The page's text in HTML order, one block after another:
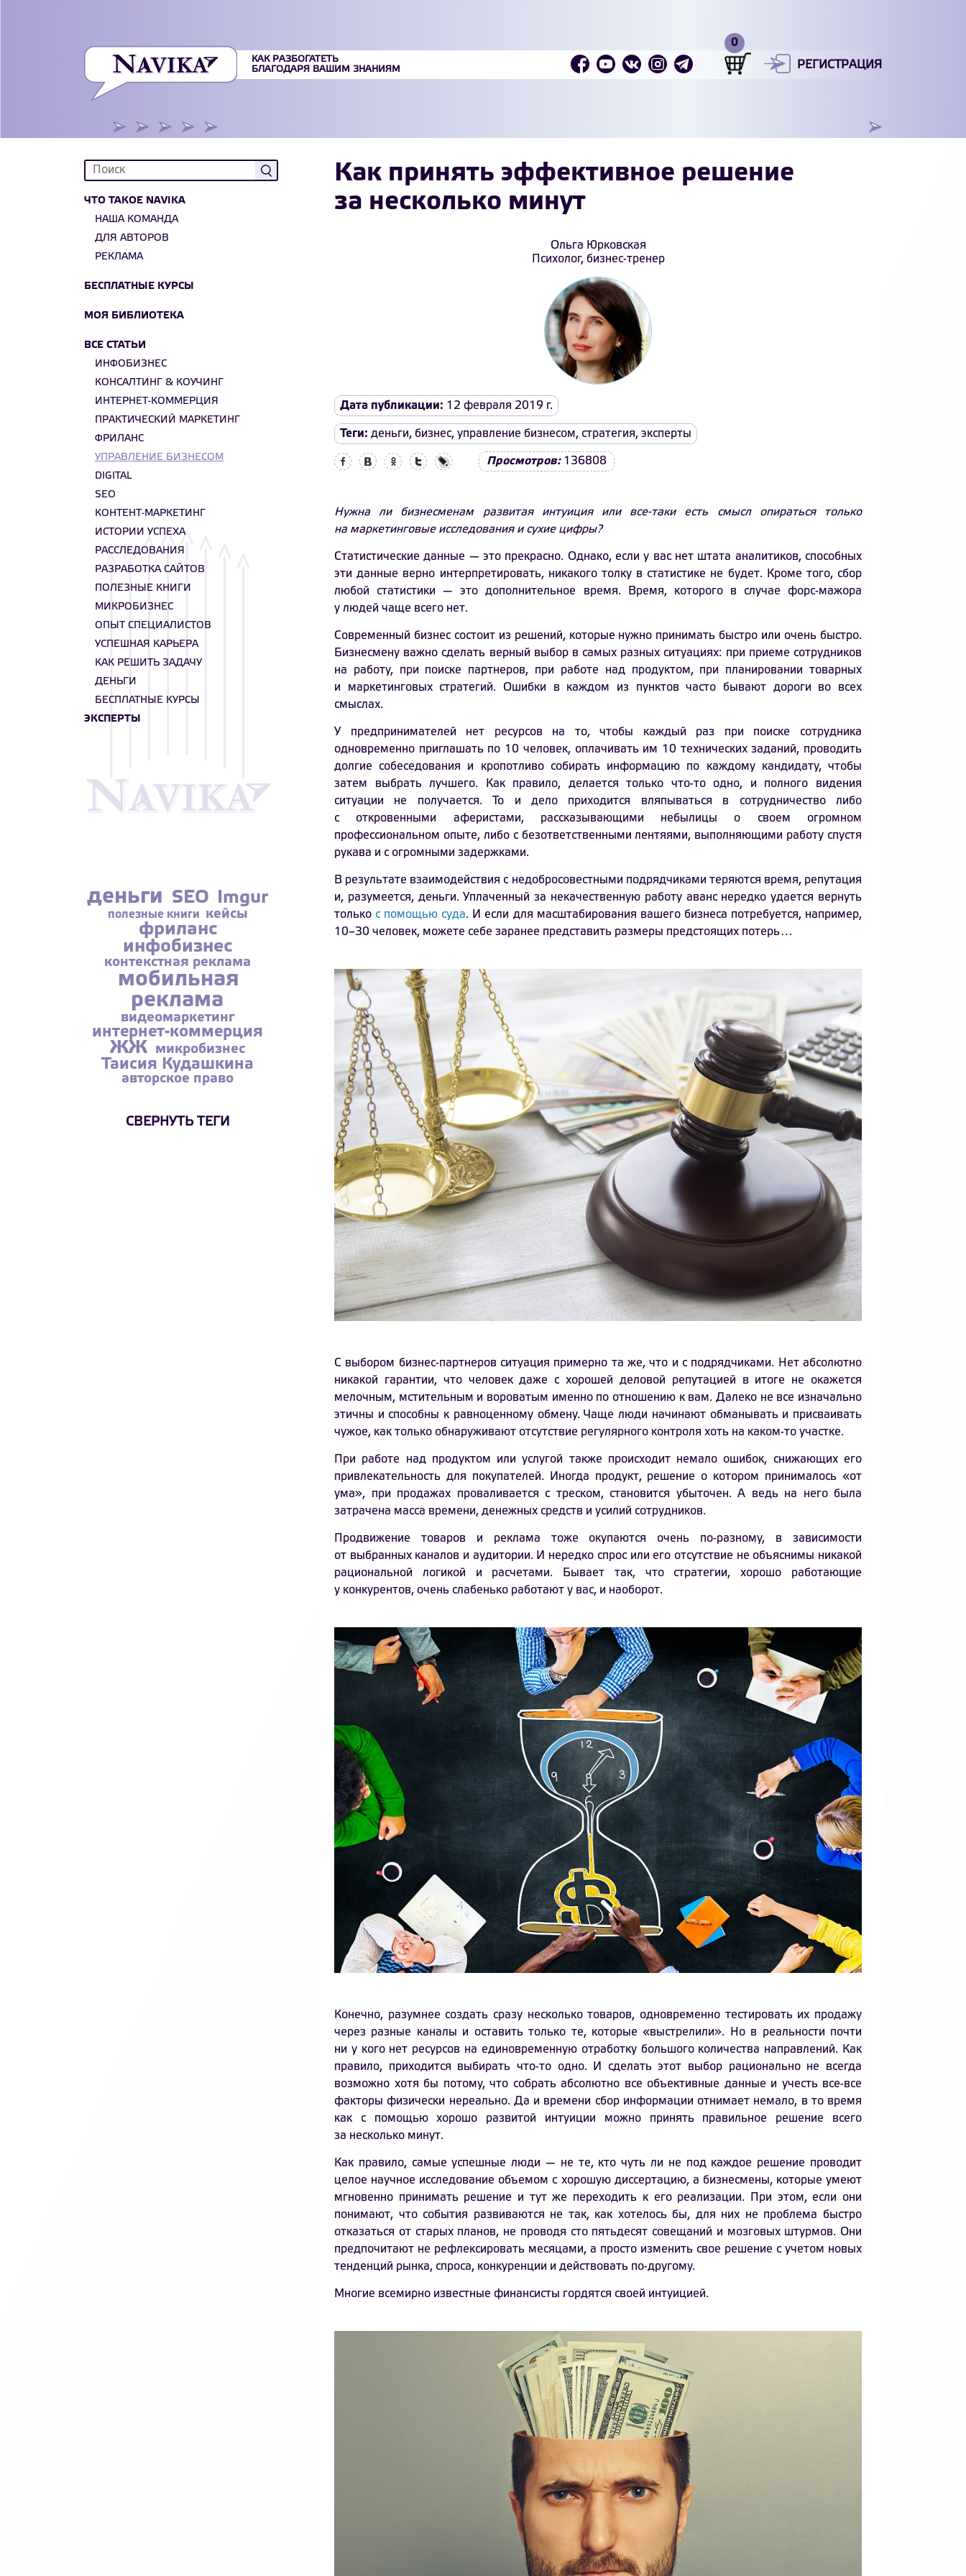
КАК РАЗБОГАТЕТЬ
БЛАГОДАРЯ ВАШИМ ЗНАНИЯМ
РЕГИСТРАЦИЯ
ЧТО ТАКОЕ NAVIKA
НАША КОМАНДА
ДЛЯ АВТОРОВ
РЕКЛАМА
БЕСПЛАТНЫЕ КУРСЫ
МОЯ БИБЛИОТЕКА
ВСЕ СТАТЬИ
ИНФОБИЗНЕС
КОНСАЛТИНГ & КОУЧИНГ
ИНТЕРНЕТ-КОММЕРЦИЯ
ПРАКТИЧЕСКИЙ МАРКЕТИНГ
ФРИЛАНС
УПРАВЛЕНИЕ БИЗНЕСОМ
DIGITAL
SEO
КОНТЕНТ-МАРКЕТИНГ
ИСТОРИИ УСПЕХА
РАССЛЕДОВАНИЯ
РАЗРАБОТКА САЙТОВ
ПОЛЕЗНЫЕ КНИГИ
МИКРОБИЗНЕС
ОПЫТ СПЕЦИАЛИСТОВ
УСПЕШНАЯ КАРЬЕРА
КАК РЕШИТЬ ЗАДАЧУ
ДЕНЬГИ
БЕСПЛАТНЫЕ КУРСЫ
ЭКСПЕРТЫ
деньги SEO Imgur
полезные книги кейсы
фриланс
инфобизнес
контекстная реклама
мобильная
реклама
видеомаркетинг
интернет-коммерция
ЖЖ микробизнес
Таисия Кудашкина
авторское право
СВЕРНУТЬ ТЕГИ
Как принять эффективное решение
за несколько минут
Ольга Юрковская
Психолог, бизнес-тренер
Дата публикации: 12 февраля 2019 г.
Теги: деньги, бизнес, управление бизнесом, стратегия, эксперты
Просмотров:136808
Нужна ли бизнесменам развитая интуиция или все-таки есть смысл опираться только
на маркетинговые исследования и сухие цифры?
Статистические данные — это прекрасно. Однако, если у вас нет штата аналитиков, способных
эти данные верно интерпретировать, никакого толку в статистике не будет. Кроме того, сбор
любой статистики — это дополнительное время. Время, которого в случае форс-мажора
у людей чаще всего нет.
Современный бизнес состоит из решений, которые нужно принимать быстро или очень быстро.
Бизнесмену важно сделать верный выбор в самых разных ситуациях: при приеме сотрудников
на работу, при поиске партнеров, при работе над продуктом, при планировании товарных
и маркетинговых стратегий. Ошибки в каждом из пунктов часто бывают дороги во всех
смыслах.
У предпринимателей нет ресурсов на то, чтобы каждый раз при поиске сотрудника
одновременно приглашать по 10 человек, оплачивать им 10 технических заданий, проводить
долгие собеседования и кропотливо собирать информацию по каждому кандидату, чтобы
затем выбрать лучшего. Как правило, делается только что-то одно, и полного видения
ситуации не получается. То и дело приходится вляпываться в сотрудничество либо
с откровенными аферистами, рассказывающими небылицы о своем огромном
профессиональном опыте, либо с безответственными лентяями, выполняющими работу спустя
рукава и с огромными задержками.
В результате взаимодействия с недобросовестными подрядчиками теряются время, репутация
и, разумеется, деньги. Уплаченный за некачественную работу аванс нередко удается вернуть
только с помощью суда. И если для масштабирования вашего бизнеса потребуется, например,
10–30 человек, можете себе заранее представить размеры предстоящих потерь…
С выбором бизнес-партнеров ситуация примерно та же, что и с подрядчиками. Нет абсолютно
никакой гарантии, что человек даже с хорошей деловой репутацией в итоге не окажется
мелочным, мстительным и вороватым именно по отношению к вам. Далеко не все изначально
этичны и способны к равноценному обмену. Чаще люди начинают обманывать и присваивать
чужое, как только обнаруживают отсутствие регулярного контроля хоть на каком-то участке.
При работе над продуктом или услугой также происходит немало ошибок, снижающих его
привлекательность для покупателей. Иногда продукт, решение о котором принималось «от
ума», при продажах проваливается с треском, становится убыточен. А ведь на него была
затрачена масса времени, денежных средств и усилий сотрудников.
Продвижение товаров и реклама тоже окупаются очень по-разному, в зависимости
от выбранных каналов и аудитории. И нередко спрос или его отсутствие не объяснимы никакой
рациональной логикой и расчетами. Бывает так, что стратегии, хорошо работающие
у конкурентов, очень слабенько работают у вас, и наоборот.
Конечно, разумнее создать сразу несколько товаров, одновременно тестировать их продажу
через разные каналы и оставить только те, которые «выстрелили». Но в реальности почти
ни у кого нет ресурсов на единовременную отработку большого количества направлений. Как
правило, приходится выбирать что-то одно. И сделать этот выбор рационально не всегда
возможно хотя бы потому, что собрать абсолютно все объективные данные и учесть все-все
факторы физически нереально. Да и времени сбор информации отнимает немало, в то время
как с помощью хорошо развитой интуиции можно принять правильное решение всего
за несколько минут.
Как правило, самые успешные люди — не те, кто чуть ли не под каждое решение проводит
целое научное исследование объемом с хорошую диссертацию, а бизнесмены, которые умеют
мгновенно принимать решение и тут же переходить к его реализации. При этом, если они
понимают, что события развиваются не так, как хотелось бы, для них не проблема быстро
отказаться от старых планов, не проводя сто пятьдесят совещаний и мозговых штурмов. Они
предпочитают не рефлексировать месяцами, а просто изменить свое решение с учетом новых
тенденций рынка, спроса, конкуренции и действовать по-другому.
Многие всемирно известные финансисты гордятся своей интуицией.